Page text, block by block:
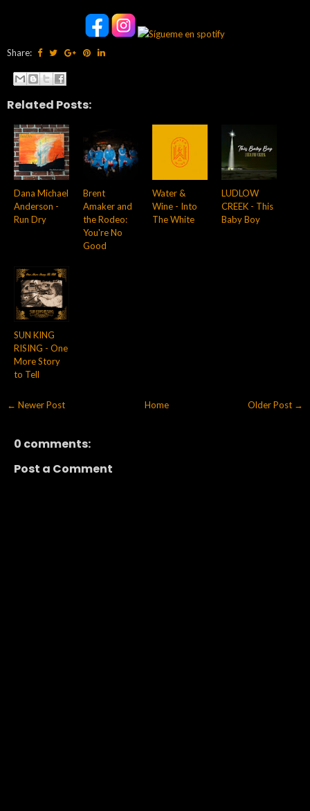
Share:
Related Posts:
Dana Michael
Anderson -
Run Dry
Brent
Amaker and
the Rodeo:
You're No
Good
Water &
Wine - Into
The White
LUDLOW
CREEK - This
Baby Boy
SUN KING
RISING - One
More Story
to Tell
← Newer Post Older Post →
Home
0 comments:
Post a Comment